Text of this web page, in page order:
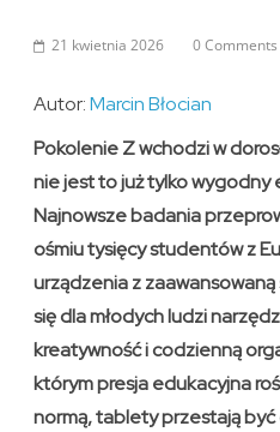
21 kwietnia 2026 0 Comments
Autor:Marcin Błocian
Pokolenie Z wchodzi w
nie jest to już tylko wygodny
Najnowsze badania
ośmiu tysięcy studentów z
urządzenia z
się dla młodych ludzi
kreatywność i codzienną
którym presja edukacyjna
normą, tablety przestają